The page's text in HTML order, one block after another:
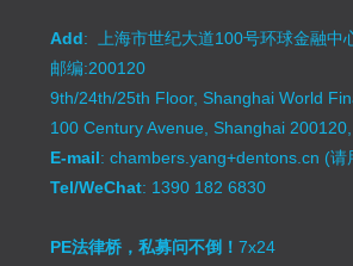
Add: 上海市世纪大道100号环球金融中
邮编:200120
9th/24th/25th Floor, Shanghai World
100 Century Avenue, Shanghai
E-mail: chambers.yang+dentons.cn (请
Tel/WeChat: 1390 182 6830
PE法律桥，私募问不倒！7x24